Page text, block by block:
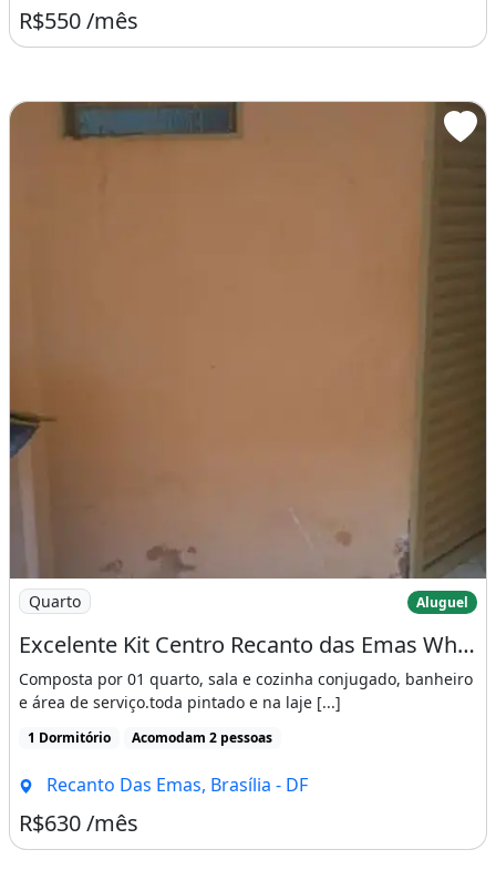
R$550 /mês
Imagem: Excelente Kit Centro Recanto das Emas
Quarto Aluguel
Excelente Kit Centro Recanto das Emas Whatsapp
Composta por 01 quarto, sala e cozinha conjugado, banheiro
e área de serviço.toda pintado e na laje [...]
1 Dormitório Acomodam 2 pessoas
Recanto Das Emas, Brasília - DF
R$630 /mês